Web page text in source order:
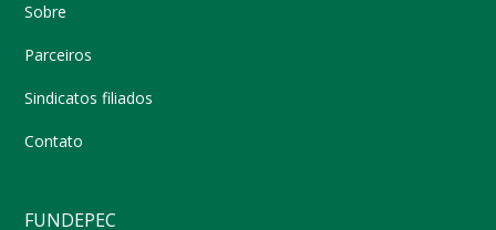
Sobre
Parceiros
Sindicatos filiados
Contato
FUNDEPEC